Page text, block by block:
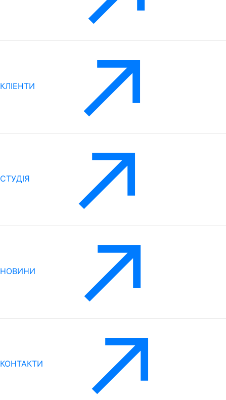
КЛІЕНТИ
CТУДІЯ
НОВИНИ
КОНТАКТИ